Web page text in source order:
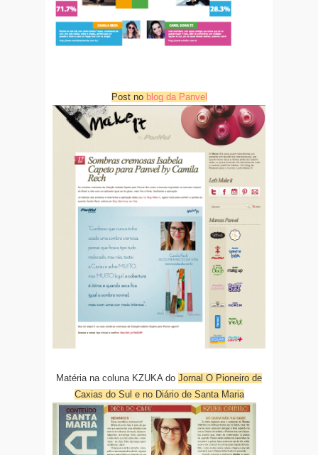
Post no blog da Panvel
Matéria na coluna KZUKA do Jornal O Pioneiro de
Caxias do Sul e no Diário de Santa Maria